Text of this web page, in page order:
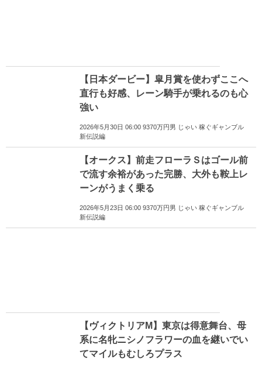
【日本ダービー】皐月賞を使わずここへ
直行も好感、レーン騎手が乗れるのも心
強い
2026年5月30日 06:00 9370万円男 じゃい 稼ぐギャンブル
新伝説編
【オークス】前走フローラＳはゴール前
で流す余裕があった完勝、大外も鞍上レ
ーンがうまく乗る
2026年5月23日 06:00 9370万円男 じゃい 稼ぐギャンブル
新伝説編
【ヴィクトリアM】東京は得意舞台、母
系に名牝ニシノフラワーの血を継いでい
てマイルもむしろプラス